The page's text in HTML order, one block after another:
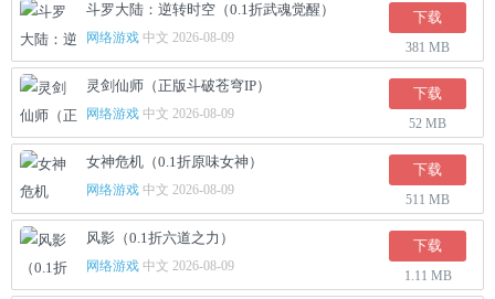
斗罗大陆：逆转时空（0.1折武魂觉醒）
网络游戏 中文 2026-08-09
下载
381 MB
灵剑仙师（正版斗破苍穹IP）
网络游戏 中文 2026-08-09
下载
52 MB
女神危机（0.1折原味女神）
网络游戏 中文 2026-08-09
下载
511 MB
风影（0.1折六道之力）
网络游戏 中文 2026-08-09
下载
1.11 MB